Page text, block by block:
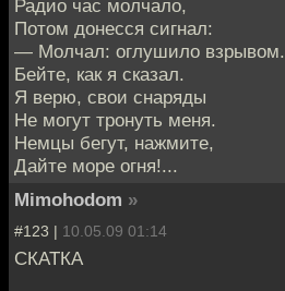
Радио час молчало,
Потом донесся сигнал:
— Молчал: оглушило взрывом.
Бейте, как я сказал.
Я верю, свои снаряды
Не могут тронуть меня.
Немцы бегут, нажмите,
Дайте море огня!...
Mimohodom »
#123 | 10.05.09 01:14
СКATКA